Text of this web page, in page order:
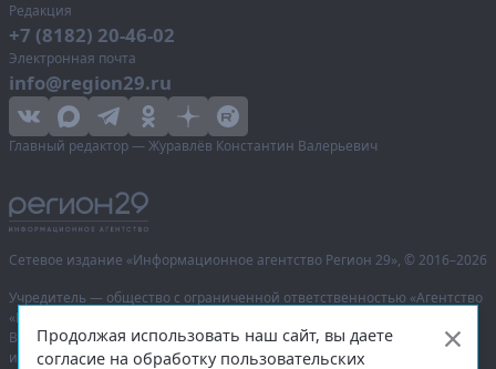
Редакция
+7 (8182) 20-46-02
Электронная почта
info@region29.ru
Главный редактор — Журавлёв Константин Валерьевич
Сетевое издание «Информационное агентство Регион 29», © 2016–2026
Учредитель — общество с ограниченной ответственностью «Агентство
«Правда Севера».
Выписка из реестра зарегистрированных средств массовой
информации:ЭЛ № ФС 77-74226от 09.11.2018 выдано Федеральной
Продолжая использовать наш сайт, вы даете
согласие на обработку пользовательских